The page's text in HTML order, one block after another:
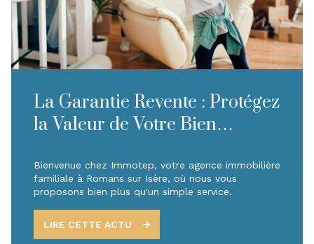
La Garantie Revente : Protégez
la Valeur de Votre Bien
Bienvenue chez Immotep, votre agence immobilière
familiale à Romans sur Isère, où nous vous
proposons bien plus qu'un simple service.
LIRE CETTE ACTU